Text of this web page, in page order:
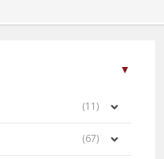
(11)
(67)